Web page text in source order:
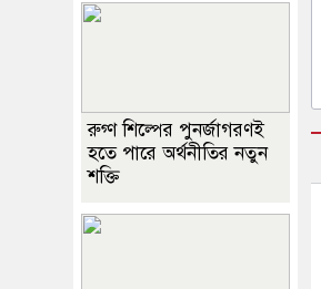
রুগ্ণ শিল্পের পুনর্জাগরণই
হতে পারে অর্থনীতির নতুন
শক্তি